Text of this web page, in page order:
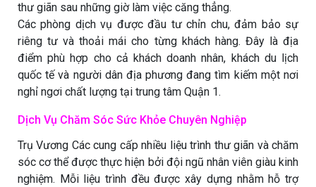
thư giãn sau những giờ làm việc căng thẳng.
Các phòng dịch vụ được đầu tư chỉn chu, đảm bảo sự
riêng tư và thoải mái cho từng khách hàng. Đây là địa
điểm phù hợp cho cả khách doanh nhân, khách du lịch
quốc tế và người dân địa phương đang tìm kiếm một nơi
nghỉ ngơi chất lượng tại trung tâm Quận 1.
Dịch Vụ Chăm Sóc Sức Khỏe Chuyên Nghiệp
Trụ Vương Các cung cấp nhiều liệu trình thư giãn và chăm
sóc cơ thể được thực hiện bởi đội ngũ nhân viên giàu kinh
nghiệm. Mỗi liệu trình đều được xây dựng nhằm hỗ trợ